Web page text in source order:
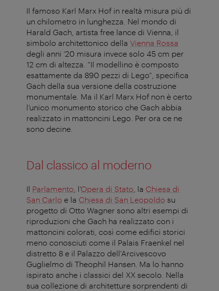
Il famoso Karl Marx Hof in realtà misura più di
un chilometro in lunghezza. Nel mondo di
Harald Gach, artista free lance di Vienna, il
simbolo architettonico della Vienna Rossa
degli anni ‘20 misura invece solo 45 cm per
12 cm di altezza. “Il modellino è composto
esattamente da 890 pezzi di Lego”, specifica
Gach della sua versione della costruzione
monumentale. Ma il Karl Marx Hof non è certo
l’unico monumento storico che Gach abbia
realizzato in mattoncini Lego. Per ora ce ne
sono decine.
Dal classico al moderno
Il Parlamento , l’Opera di Stato , la Chiesa di
San Carlo e la Chiesa di San Leopoldo su
progetto di Otto Wagner sono altri esempi di
riproduzioni che Gach ha realizzato con i
mattoncini colorati, così come edifici storici
meno conosciuti come il Palais Fraenkel nel
distretto 8 e il Palazzo dell'Arcivescovo
Guglielmo di Theophil Hansen. Ma lo hanno
ispirato anche i classici del XX secolo. Nella
sua collezione di architetture sorprendenti di